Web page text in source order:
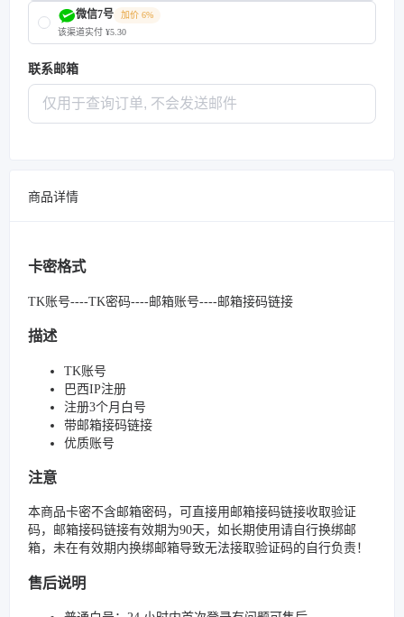
微信7号
加价 6%
该渠道实付 ¥5.30
联系邮箱
商品详情
卡密格式
TK账号----TK密码----邮箱账号----邮箱接码链接
描述
TK账号
巴西IP注册
注册3个月白号
带邮箱接码链接
优质账号
注意
本商品卡密不含邮箱密码，可直接用邮箱接码链接收取验证
码，邮箱接码链接有效期为90天，如长期使用请自行换绑邮
箱，未在有效期内换绑邮箱导致无法接取验证码的自行负责！
售后说明